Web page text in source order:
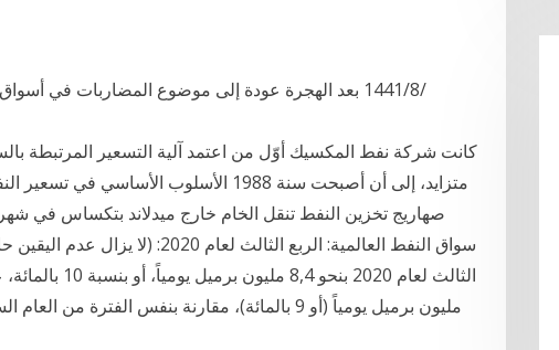
متزايد، إلى أن أصبحت سنة 1988 الأسلوب
صهاريج تخزين النفط تنقل الخام خارج ميدلاند بتكساس في
سواق النفط العالمية: الربع الثالث